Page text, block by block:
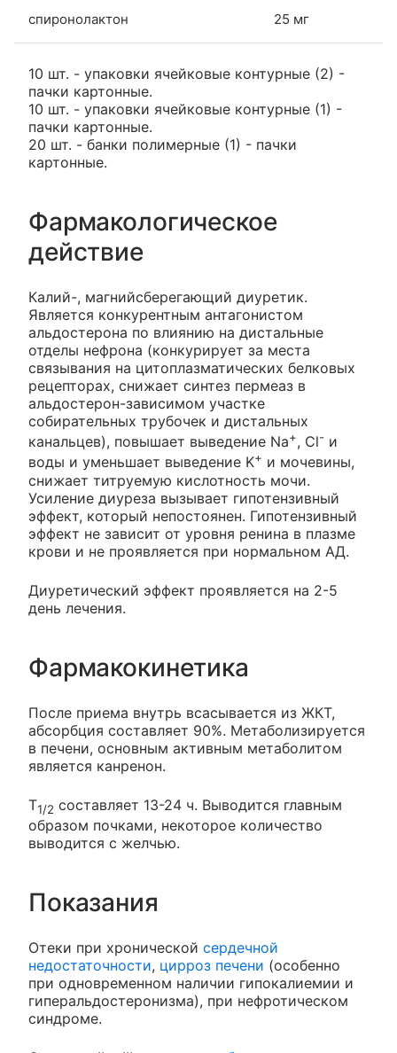
спиронолактон 25 мг
10 шт. - упаковки ячейковые контурные (2) -
пачки картонные.
10 шт. - упаковки ячейковые контурные (1) -
пачки картонные.
20 шт. - банки полимерные (1) - пачки
картонные.
Фармакологическое
действие
Калий-, магнийсберегающий диуретик.
Является конкурентным антагонистом
альдостерона по влиянию на дистальные
отделы нефрона (конкурирует за места
связывания на цитоплазматических белковых
рецепторах, снижает синтез пермеаз в
альдостерон-зависимом участке
собирательных трубочек и дистальных
канальцев), повышает выведение Na+, Cl- и
воды и уменьшает выведение K+ и мочевины,
снижает титруемую кислотность мочи.
Усиление диуреза вызывает гипотензивный
эффект, который непостоянен. Гипотензивный
эффект не зависит от уровня ренина в плазме
крови и не проявляется при нормальном АД.
Диуретический эффект проявляется на 2-5
день лечения.
Фармакокинетика
После приема внутрь всасывается из ЖКТ,
абсорбция составляет 90%. Метаболизируется
в печени, основным активным метаболитом
является канренон.
T1/2 составляет 13-24 ч. Выводится главным
образом почками, некоторое количество
выводится с желчью.
Показания
Отеки при хронической сердечной
недостаточности, цирроз печени (особенно
при одновременном наличии гипокалиемии и
гиперальдостеронизма), при нефротическом
синдроме.